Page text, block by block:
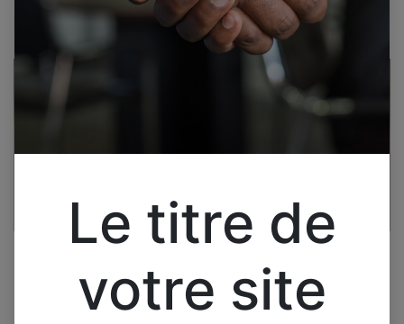
Le titre de
votre site